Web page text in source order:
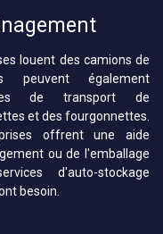
louent des camions de
peuvent également
de transport de
et des fourgonnettes.
offrent une aide
ou de l'emballage
d'auto-stockage
besoin.